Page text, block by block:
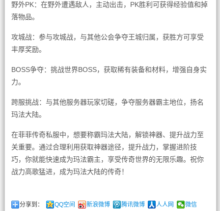
野外PK：在野外遭遇敌人，主动出击，PK胜利可获得经验值和掉
落物品。
攻城战：参与攻城战，与其他公会争夺王城归属，获胜方可享受
丰厚奖励。
BOSS争夺：挑战世界BOSS，获取稀有装备和材料，增强自身实
力。
跨服挑战：与其他服务器玩家切磋，争夺服务器霸主地位，扬名
玛法大陆。
在菲菲传奇私服中，想要称霸玛法大陆，解锁神器、提升战力至
关重要。通过合理利用获取神器途径，提升战力，掌握进阶技
巧，你就能快速成为玛法霸主，享受传奇世界的无限乐趣。祝你
战力高歌猛进，成为玛法大陆的传奇！
分享到： QQ空间 新浪微博 腾讯微博 人人网 微信